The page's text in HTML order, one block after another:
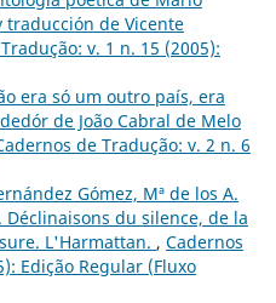
de Vicente
v. 1 n. 15 (2005):
era só um outro país, era
de João Cabral de Melo
de Tradução: v. 2 n. 6
Gómez, Mª de los A.
du silence, de la
L'Harmattan. , Cadernos
Edição Regular (Fluxo